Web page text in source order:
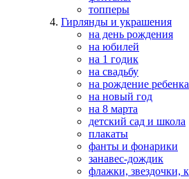
топперы
Гирлянды и украшения
на день рождения
на юбилей
на 1 годик
на свадьбу
на рождение ребенка
на новый год
на 8 марта
детский сад и школа
плакаты
фанты и фонарики
занавес-дождик
флажки, звездочки,